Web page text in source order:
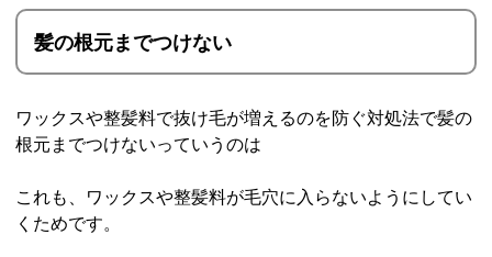
髪の根元までつけない
ワックスや整髪料で抜け毛が増えるのを防ぐ対処法で髪の
根元までつけないっていうのは
これも、ワックスや整髪料が毛穴に入らないようにしてい
くためです。